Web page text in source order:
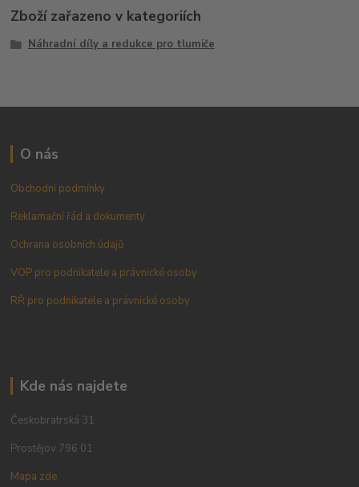
Zboží zařazeno v kategoriích
Náhradní díly a redukce pro tlumiče
O nás
Obchodní podmínky
Reklamační řád a dokumenty
Ochrana osobních údajů
VOP pro podnikatele a právnické osoby
RŘ pro podnikatele a právnické osoby
Kde nás najdete
Českobratrská 31
Prostějov 796 01
Mapa zde